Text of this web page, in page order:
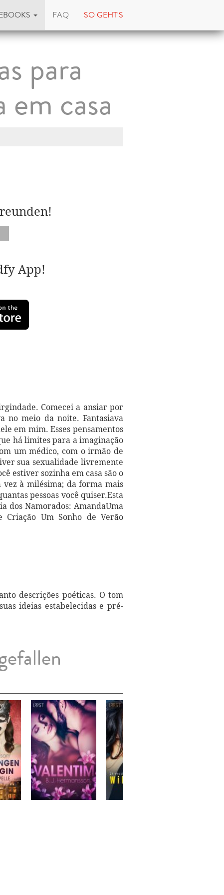
FAQ SO GEHT'S
para
casa
App!
Comecei a ansiar por
no meio da noite. Fantasiava
em mim. Esses pensamentos
há limites para a imaginação
um médico, com o irmão de
sua sexualidade livremente
estiver sozinha em casa são o
à milésima; da forma mais
pessoas você quiser.Esta
dos Namorados: AmandaUma
Um Sonho de Verão
descrições poéticas. O tom
ideias estabelecidas e pré-